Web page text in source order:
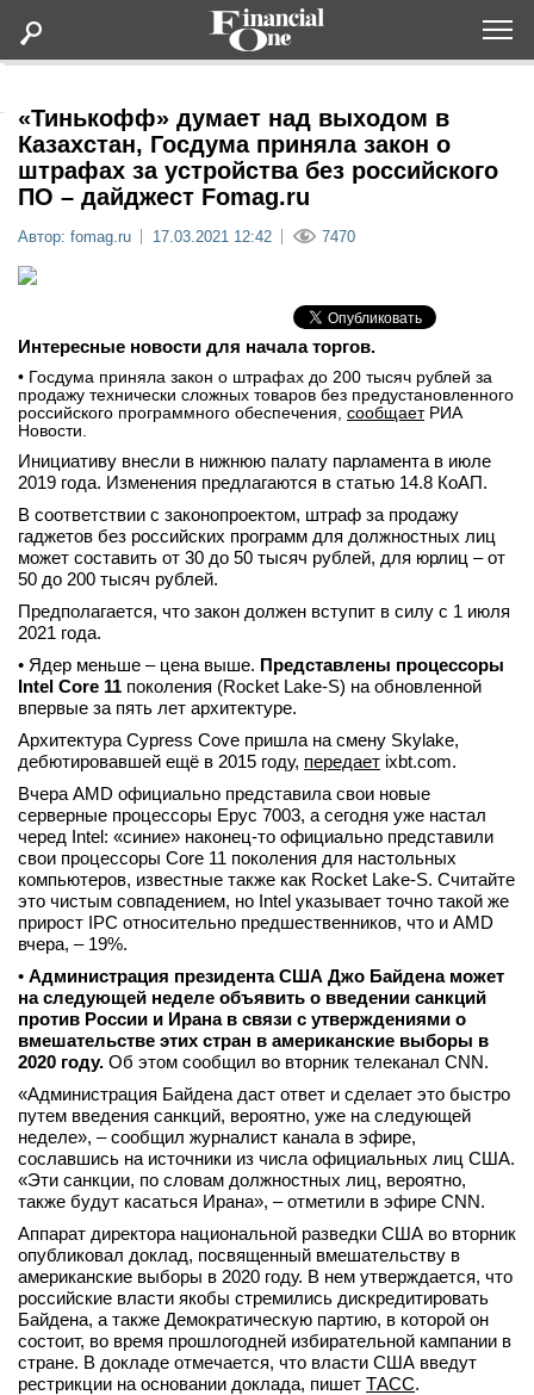
Статьи
Дайджесты
Мероприятия
Новости
Интервью
вконтакте
телеграм
Стать автором
Вход
«Тинькофф» думает над выходом в
Казахстан, Госдума приняла закон о
штрафах за устройства без российского
ПО – дайджест Fomag.ru
Автор: fomag.ru 17.03.2021 12:42 7470
Интересные новости для начала торгов.
• Госдума приняла закон о штрафах до 200 тысяч рублей за
продажу технически сложных товаров без предустановленного
российского программного обеспечения, сообщаетРИА
Новости.
Инициативу внесли в нижнюю палату парламента в июле
2019 года. Изменения предлагаются в статью 14.8 КоАП.
В соответствии с законопроектом, штраф за продажу
гаджетов без российских программ для должностных лиц
может составить от 30 до 50 тысяч рублей, для юрлиц – от
50 до 200 тысяч рублей.
Предполагается, что закон должен вступит в силу с 1 июля
2021 года.
• Ядер меньше – цена выше. Представлены процессоры
Intel Core 11 поколения (Rocket Lake-S) на обновленной
впервые за пять лет архитектуре.
Архитектура Cypress Cove пришла на смену Skylake,
дебютировавшей ещё в 2015 году, передает ixbt.com.
Вчера AMD официально представила свои новые
серверные процессоры Epyc 7003, а сегодня уже настал
черед Intel: «синие» наконец-то официально представили
свои процессоры Core 11 поколения для настольных
компьютеров, известные также как Rocket Lake-S. Считайте
это чистым совпадением, но Intel указывает точно такой же
прирост IPC относительно предшественников, что и AMD
вчера, – 19%.
• Администрация президента США Джо Байдена может
на следующей неделе объявить о введении санкций
против России и Ирана в связи с утверждениями о
вмешательстве этих стран в американские выборы в
2020 году. Об этом сообщил во вторник телеканал CNN.
«Администрация Байдена даст ответ и сделает это быстро
путем введения санкций, вероятно, уже на следующей
неделе», – сообщил журналист канала в эфире,
сославшись на источники из числа официальных лиц США.
«Эти санкции, по словам должностных лиц, вероятно,
также будут касаться Ирана», – отметили в эфире CNN.
Аппарат директора национальной разведки США во вторник
опубликовал доклад, посвященный вмешательству в
американские выборы в 2020 году. В нем утверждается, что
российские власти якобы стремились дискредитировать
Байдена, а также Демократическую партию, в которой он
состоит, во время прошлогодней избирательной кампании в
стране. В докладе отмечается, что власти США введут
рестрикции на основании доклада, пишет ТАСС.